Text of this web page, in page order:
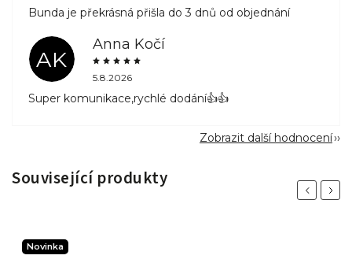
Bunda je překrásná přišla do 3 dnů od objednání
AK
Anna Kočí
5.8.2026
Super komunikace,rychlé dodání👍👍
Zobrazit další hodnocení
Související produkty
Previous
Novinka
Next